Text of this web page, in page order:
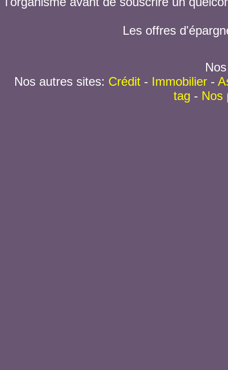
Les offres
Nos autres sites: Crédit- Immobilier-
tag - Nos